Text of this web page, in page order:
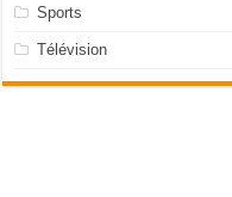
Sports
Télévision